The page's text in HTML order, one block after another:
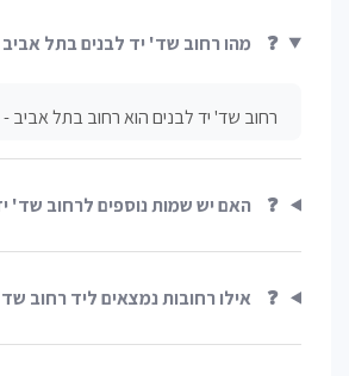
❓ מהו רחוב שד' יד לבנים בתל אביב
רחוב שד' יד לבנים הוא רחוב בתל אביב -
❓ האם יש שמות נוספים לרחוב שד'
❓ אילו רחובות נמצאים ליד רחוב